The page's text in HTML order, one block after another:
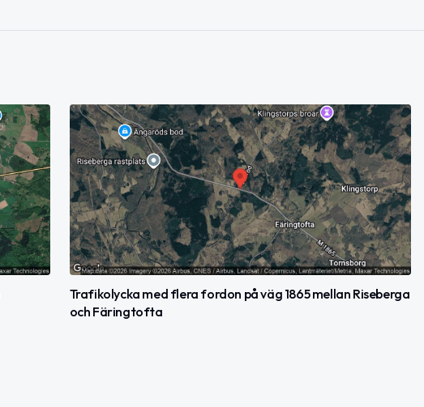
Trafikolycka med flera fordon på väg 1865 mellan Riseberga
och Färingtofta